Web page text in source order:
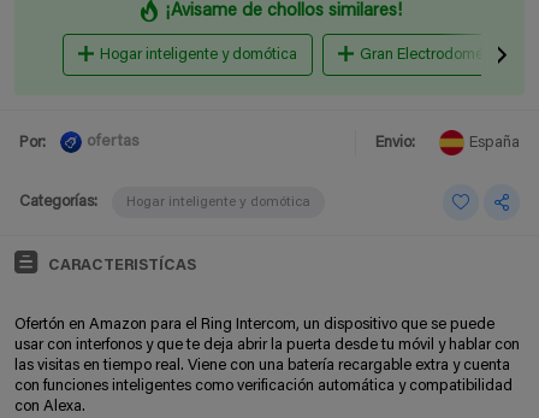
¡Avisame de chollos similares!
Hogar inteligente y domótica Gran Electrodoméstico
Por: ofertas Envio: España
Categorías: Hogar inteligente y domótica
CARACTERISTÍCAS
Ofertón en Amazon para el Ring Intercom, un dispositivo que se puede
usar con interfonos y que te deja abrir la puerta desde tu móvil y hablar con
las visitas en tiempo real. Viene con una batería recargable extra y cuenta
con funciones inteligentes como verificación automática y compatibilidad
con Alexa.